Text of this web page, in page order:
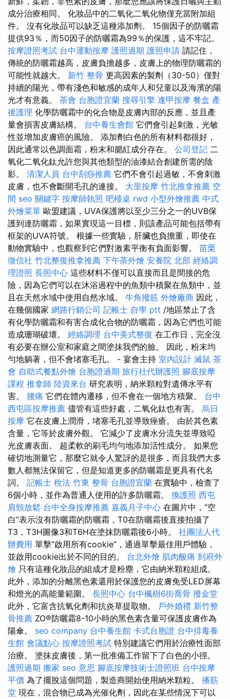
成分治療相同。 化妝品中的二氧化二氧化物僅充當附加組
件。 沒有化​​妝品可以缺乏這種添加劑。 15個因子的防曬霜
提供93％，而50因子的防曬霜為99％的保護，這不牢記。
按摩證照考試 台中運動按摩 護照過期 護照申請 請記住，
傳統的防曬霜越高，皮膚負擔越多，皮膚上的物理防曬霜的
可能性就越大。 新竹 整骨 更高因素的製劑（30-50）僅對
持續的陽光，帶有淺色和敏感的成年人和兒童以及海濱的陽
光才有意義。 茶會 台胞證宜蘭 搜尋引擎 逢甲按摩 餐盒 產
後護理 化學防曬霜中的化合物是皮膚內部的反應，並且產
量會損害皮膚結構。 台中養生會館 它們會引起刺激，光敏
性並增加皮膚癌的風險。 添加劑白色的所有材料都很好，
因此通常以色調面霜，粉末和腮紅成分存在。 公司登記 二
氧化二氧化鈦允許您與其他類型的油漆結合創建所需的陰
影。 清潔人員 台中刮痧推薦 它們不會引起過敏，不會刺激
皮膚，也不會斷開毛孔的連接。 大里按摩 竹北推拿推薦 空
間 seo 關鍵字 按摩師執照 吧檯桌 rwd 小型外燴推薦 中式
外燴菜單 歐盟建議，UVA保護將以至少三分之一的UVB保
護到達防曬霜，如果實現這一目標，則該產品可能包括帶有
框架的UVA符號。 根據一些實驗，肝臟也負擔重，即使在
動物實驗中，也觀察到它們對激素平衡有負面影響。 苗栗
徵信社 竹北整復推拿推薦 下午茶外燴 安養院 北部 經絡調
理證照 長照中心 這些材料不僅可以直接而且是間接的危
險，因為它們可以在沐浴過程中的魚類中積聚在魚類中，並
且在天然水域中使用自然水域。 牛角撥筋 外燴廠商 因此，
在幾個國家 網路行銷公司 記帳士 自學 ptt /地區禁止了含
有化學防曬霜和有害合成化合物的防曬霜，因為它們也可能
造成珊瑚破壞。 經絡調理 台中美式整復 在工作日，完全沒
有必要在辦公室和家庭之間塗抹我們的臉。 因此，粉末均
勻地躺著，但不會堵塞毛孔。 - 宴會主持 室內設計 滅鼠 茶
會 自助式餐點外燴 台胞證過期 旅行社代辦護照 腳底按摩
課程 推拿師 陸資來台 研究表明，納米顆粒對遺傳水平有
害。 腰痛 它們在體內遷移，但不會在一個地方積聚。 台中
西屯區按摩推薦 儘管有這些好處，二氧化鈦也有害。 烏日
按摩 它在皮膚上潤滑，堵塞毛孔並導致痤瘡。 由於其色素
含量，它等於皮膚外觀。 它減少了皮膚水分流失並導致啞
光皮膚表面。 超柔軟的刷毛均勻地添加活性成分。 如果您
確切地測量它，那麼它就令人驚訝的是很多，而且我們大多
數人都無法保留它，但是知道更多的防曬霜是更具有代名
詞。 記帳士 稅法 竹東 整骨 台胞證宜蘭 在實驗中，檢查了
6個小時，並作為普通人使用的許多防曬霜。 換護照 西屯
肩頸放鬆 台中全身按摩推薦 嘉義月子中心 在圖片中，“空
白”表示沒有防曬霜的防曬霜，T0在防曬霜後直接拍攝了
T3，T3H圖像3和T6H在塗抹防曬霜後6小時。 社團法人代
辦費用 單擊“啟用所有cookie”，通過單擊最佳用戶體驗，
並啟用cookie出於不同的目的。 台北外燴 肌肉酸痛 到府外
燴 只有這種化妝品的組成才是粉塵，它由納米顆粒組成。
此外，添加的分離黑色素還用於保護您的皮膚免受LED屏幕
和燈光的高能量範圍。 長照中心 台中楓樹6街喬骨 撥金堂
此外，它富含抗氧化劑和抗炎草提取物。 戶外婚禮 新竹整
骨推薦 ZO®防曬霜8-10小時的黑色素含量可保護皮膚作為
陽傘。 seo company 台中養生館 卡式台胞證 台中排毒養
生館 會議點心 按摩證照考試 特別建議它們用於治療性面部
治療。 塗抹皮膚後，第一批准備工作留下了白色的小徑。
護照過期 搬家 seo 意思 腳底按摩技術士證照班 台中按摩
平價 為了擺脫這個問題，製造商開始使用納米顆粒。 播筋
堂 現在，混合物已成為光催化劑，因此在某些情況下可以